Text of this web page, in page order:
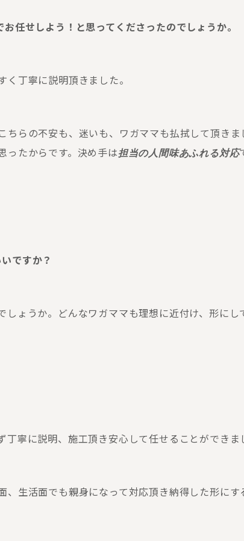
せしよう！と思ってくださったのでしょうか。
丁寧に説明頂きました。
らの不安も、迷いも、ワガママも払拭して頂きま
ったからです。決め手は担当の人間味あふれる対応
ですか？
ょうか。どんなワガママも理想に近付け、形にし
寧に説明、施工頂き安心して任せることができま
生活面でも親身になって対応頂き納得した形にす